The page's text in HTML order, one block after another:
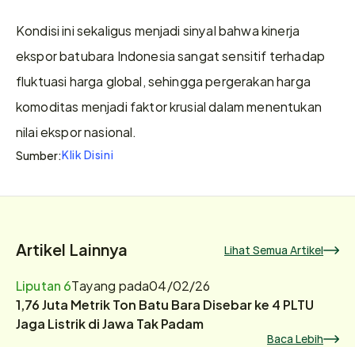
Kondisi ini sekaligus menjadi sinyal bahwa kinerja
ekspor batubara Indonesia sangat sensitif terhadap
fluktuasi harga global, sehingga pergerakan harga
komoditas menjadi faktor krusial dalam menentukan
nilai ekspor nasional.
Sumber:Klik Disini
Artikel Lainnya Lihat Semua Artikel
Liputan 6Tayang pada04/02/26
1,76 Juta Metrik Ton Batu Bara Disebar ke 4 PLTU
Jaga Listrik di Jawa Tak Padam
Baca Lebih